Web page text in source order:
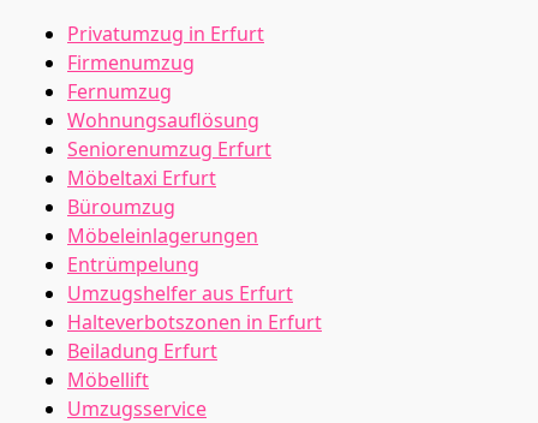
Privatumzug in Erfurt
Firmenumzug
Fernumzug
Wohnungsauflösung
Seniorenumzug Erfurt
Möbeltaxi Erfurt
Büroumzug
Möbeleinlagerungen
Entrümpelung
Umzugshelfer aus Erfurt
Halteverbotszonen in Erfurt
Beiladung Erfurt
Möbellift
Umzugsservice